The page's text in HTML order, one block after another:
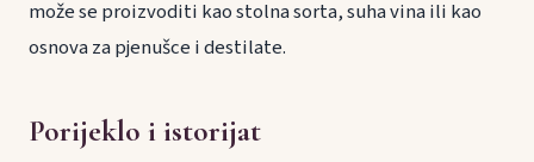
može se proizvoditi kao stolna sorta, suha vina ili kao
osnova za pjenušce i destilate.
Porijeklo i istorijat